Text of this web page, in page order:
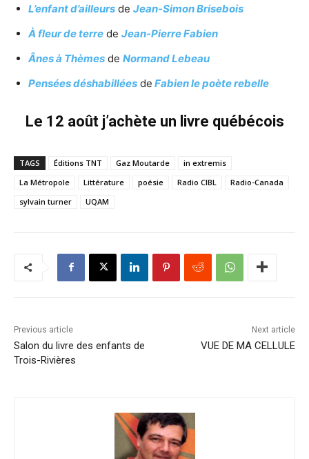
L’enfant d’ailleurs de Jean-Simon Brisebois
À fleur de terre de Jean-Pierre Fabien
Ânes à Thèmes de Normand Lebeau
Pensées déshabillées de Fabien le poète rebelle
Le 12 août j’achète un livre québécois
TAGS Éditions TNT Gaz Moutarde
in extremis
La Métropole
Littérature poésie Radio CIBL
Radio-Canada
sylvain turner
UQAM
Previous article
Salon du livre des enfants de
Trois-Rivières
Next article
VUE DE MA CELLULE